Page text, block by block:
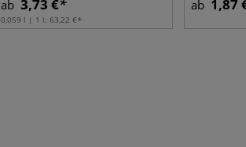
ab 3,73 €
0,059 l | 1 l: 63,22 €
ab 1,87